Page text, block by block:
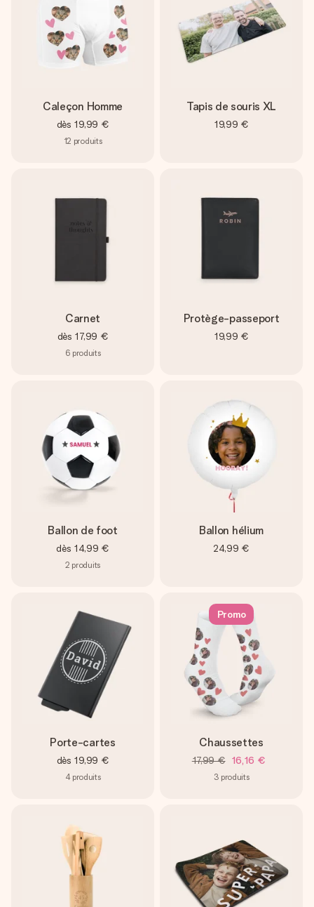
Caleçon Homme
dès 19,99 €
12 produits
Tapis de souris XL
19,99 €
Carnet
dès 17,99 €
6 produits
Protège-passeport
19,99 €
Ballon de foot
dès 14,99 €
2 produits
Ballon hélium
24,99 €
Porte-cartes
dès 19,99 €
4 produits
Promo
Chaussettes
17,99 € 16,16 €
3 produits